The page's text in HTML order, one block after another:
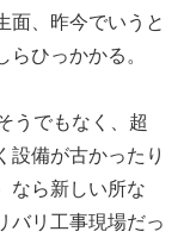
面、昨今でいうと
らひっかかる。
うでもなく、超
設備が古かったり
なら新しい所な
バリ工事現場だっ